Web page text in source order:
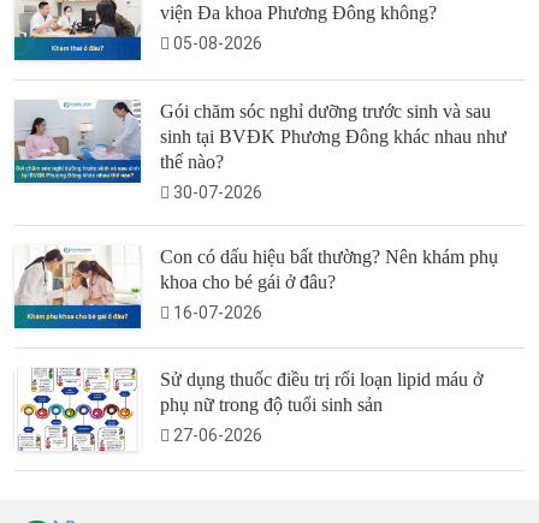
viện Đa khoa Phương Đông không?
05-08-2026
Gói chăm sóc nghỉ dưỡng trước sinh và sau
sinh tại BVĐK Phương Đông khác nhau như
thế nào?
30-07-2026
Con có dấu hiệu bất thường? Nên khám phụ
khoa cho bé gái ở đâu?
16-07-2026
Sử dụng thuốc điều trị rối loạn lipid máu ở
phụ nữ trong độ tuổi sinh sản
27-06-2026